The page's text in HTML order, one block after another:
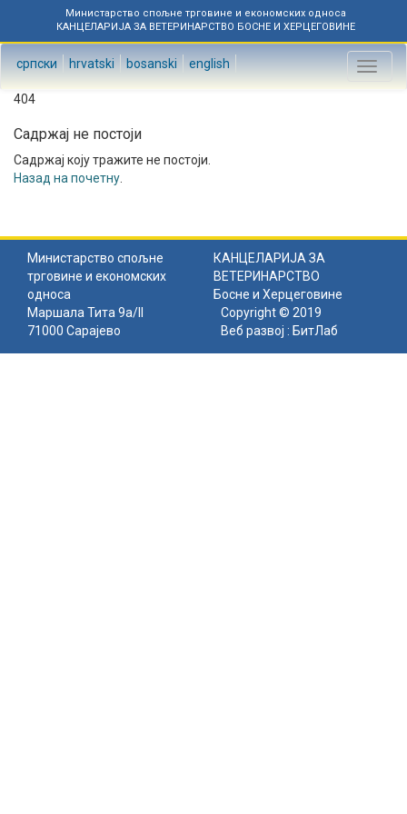
Министарство спољне трговине и економских односа
КАНЦЕЛАРИЈА ЗА ВЕТЕРИНАРСТВО БОСНЕ И ХЕРЦЕГОВИНЕ
српски hrvatski bosanski english
Toggle
404
Садржај не постоји
Садржај коју тражите не постоји.
Назад на почетну
Министарство спољне
трговине и економских
односа
КАНЦЕЛАРИЈА ЗА
ВЕТЕРИНАРСТВО
Босне и Херцеговине
Маршала Тита 9а/II
71000 Сарајево
Copyright © 2019
Веб развој : БитЛаб